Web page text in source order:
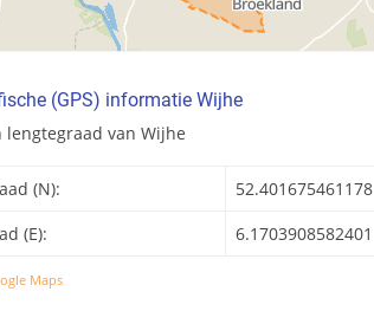
(GPS) informatie Wijhe
lengtegraad van Wijhe
(N):
52.401675461178
(E):
6.1703908582401
Maps